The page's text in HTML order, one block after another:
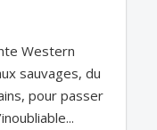
Western
sauvages, du
pour passer